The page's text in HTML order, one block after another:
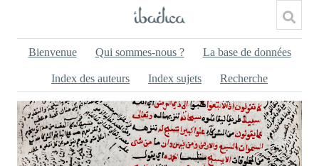
Bienvenue Qui sommes-nous ? La base de données
Index des auteurs Index sujets Recherche